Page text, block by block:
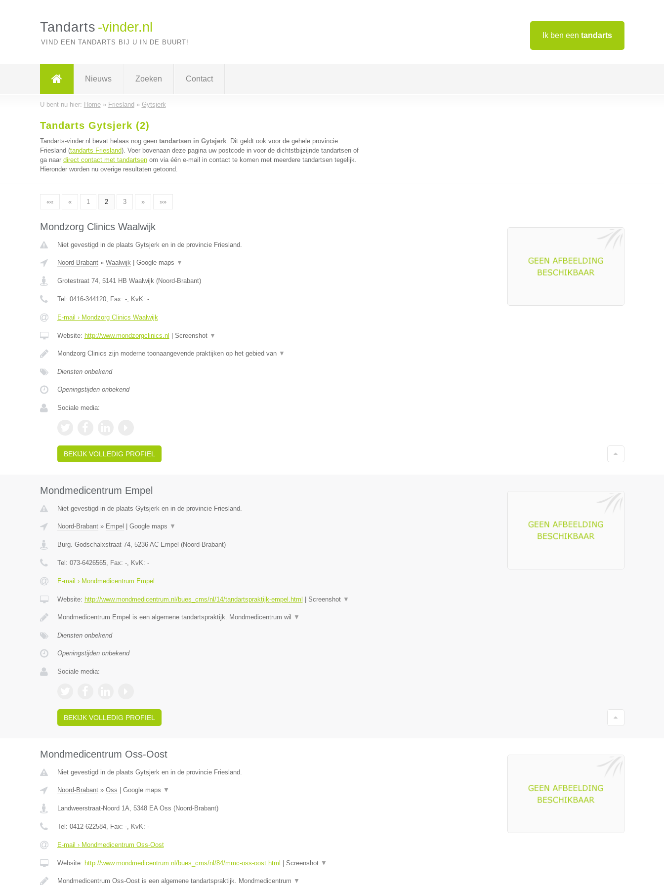
Ik ben een tandarts
Tandarts -vinder.nl
VIND EEN TANDARTS BIJ U IN DE BUURT!
Nieuws Zoeken Contact
U bent nu hier: Home» Friesland » Gytsjerk
Tandarts Gytsjerk (2)
Tandarts-vinder.nl bevat helaas nog geen tandartsen in Gytsjerk. Dit geldt ook voor de gehele provincie
Friesland (tandarts Friesland). Voer bovenaan deze pagina uw postcode in voor de dichtstbijzijnde tandartsen of
ga naar direct contact met tandartsenom via één e-mail in contact te komen met meerdere tandartsen tegelijk.
Hieronder worden nu overige resultaten getoond.
«« « 1 2 3 » »»
Mondzorg Clinics Waalwijk
Niet gevestigd in de plaats Gytsjerk en in de provincie Friesland.
Noord-Brabant» Waalwijk| Google maps ▼
Grotestraat 74, 5141 HB Waalwijk(Noord-Brabant)
Tel: 0416-344120, Fax: -, KvK: -
E-mail › Mondzorg Clinics Waalwijk
Website: http://www.mondzorgclinics.nl Screenshot ▼
Mondzorg Clinics zijn moderne toonaangevende praktijken op het gebied van ▼
Diensten onbekend
Openingstijden onbekend
Sociale media:
BEKIJK VOLLEDIG PROFIEL
Mondmedicentrum Empel
Niet gevestigd in de plaats Gytsjerk en in de provincie Friesland.
Noord-Brabant» Empel Google maps ▼
Burg. Godschalxstraat 74, 5236 AC Empel (Noord-Brabant)
Tel: 073-6426565, Fax: -, KvK: -
E-mail › Mondmedicentrum Empel
Website: http://www.mondmedicentrum.nl/bues_cms/nl/14/tandartspraktijk-empel.html Screenshot ▼
Mondmedicentrum Empel is een algemene tandartspraktijk. Mondmedicentrum wil ▼
Diensten onbekend
Openingstijden onbekend
Sociale media:
BEKIJK VOLLEDIG PROFIEL
Mondmedicentrum Oss-Oost
Niet gevestigd in de plaats Gytsjerk en in de provincie Friesland.
Noord-Brabant» Oss Google maps ▼
Landweerstraat-Noord 1A, 5348 EA Oss (Noord-Brabant)
Tel: 0412-622584, Fax: -, KvK: -
E-mail › Mondmedicentrum Oss-Oost
Website: http://www.mondmedicentrum.nl/bues_cms/nl/84/mmc-oss-oost.html Screenshot ▼
Mondmedicentrum Oss-Oost is een algemene tandartspraktijk. Mondmedicentrum ▼